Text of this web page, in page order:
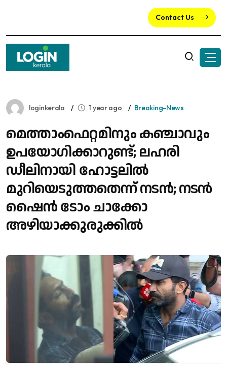
Contact Us
loginkerala 1 year ago Breaking-News
മെത്താംഫെറ്റമിനും കഞ്ചാവും
ഉപയോ​ഗിക്കാറുണ്ട്; ലഹരി
ഡീലിനായി ഹോട്ടലിൽ
മുറിയെടുത്തതെന്ന് നടൻ; നടൻ
ഷൈൻ ടോം ചാക്കോ
അഴിയാക്കുരുക്കിൽ